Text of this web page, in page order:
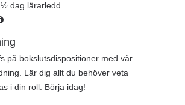
dag lärarledd
på bokslutsdispositioner med vår
Lär dig allt du behöver veta
i din roll. Börja idag!